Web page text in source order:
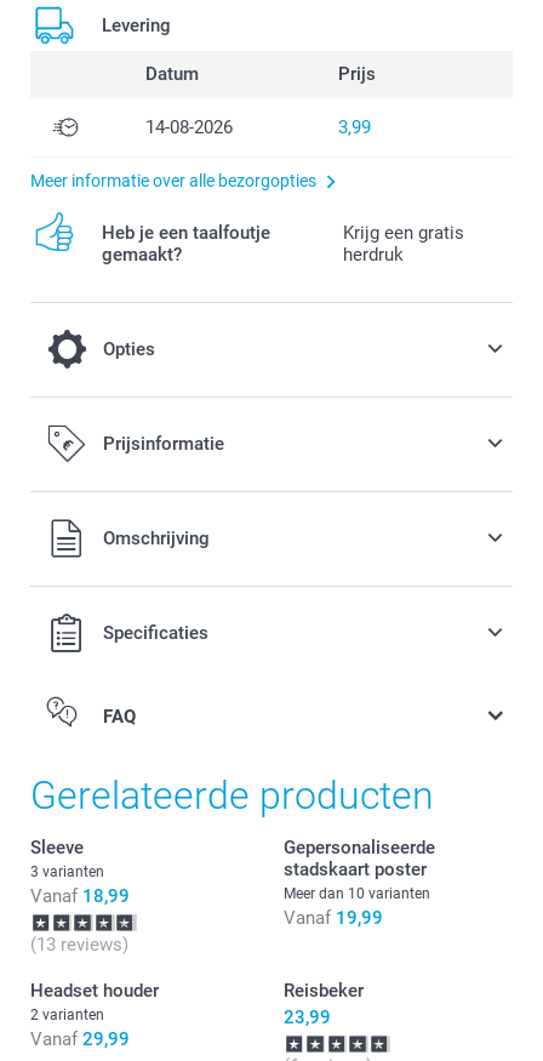
Levering
Datum Prijs
14-08-2026 3,99
Meer informatie over alle bezorgopties
Heb je een taalfoutje
gemaakt?
Krijg een gratis
herdruk
Opties
Je hoesje compleet maken met een
telefoonkoord
9,99 / stuk
Universeel gebruik met elk smartphonehoesje
Prijsinformatie
Alle prijzen zijn in EURO (€) inclusief BTW en exclusief
verzendkosten.Omschrijving
Specificaties
FAQ
Gerelateerde producten
Sleeve
3 varianten
Vanaf 18,99
(13 reviews)
Gepersonaliseerde
stadskaart poster
Meer dan 10 varianten
Vanaf 19,99
Headset houder
2 varianten
Vanaf 29,99
Reisbeker
23,99